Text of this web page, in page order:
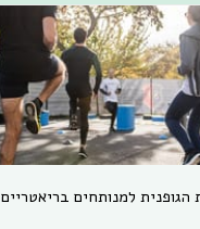
הגופנית למנותחים בריאטריים